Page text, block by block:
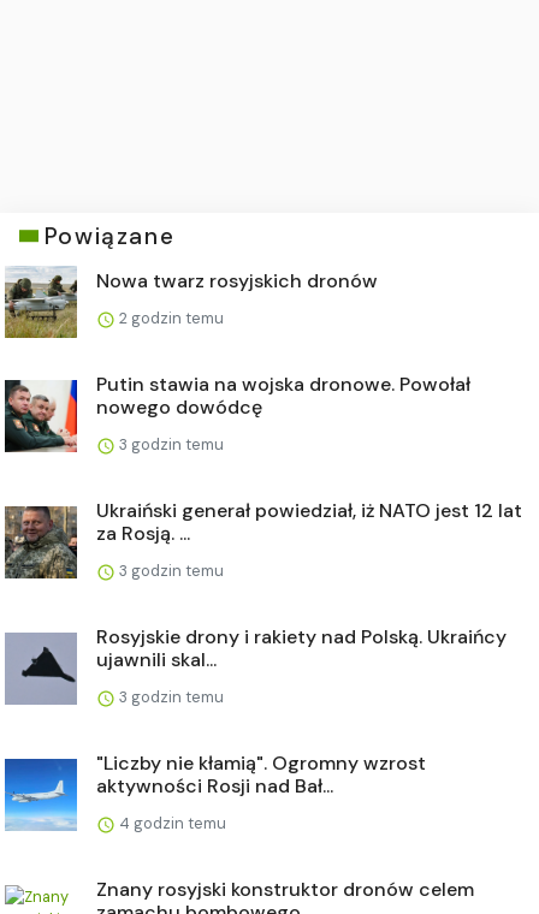
Powiązane
Nowa twarz rosyjskich dronów
2 godzin temu
Putin stawia na wojska dronowe. Powołał
nowego dowódcę
3 godzin temu
Ukraiński generał powiedział, iż NATO jest 12 lat
za Rosją. ...
3 godzin temu
Rosyjskie drony i rakiety nad Polską. Ukraińcy
ujawnili skal...
3 godzin temu
"Liczby nie kłamią". Ogromny wzrost
aktywności Rosji nad Bał...
4 godzin temu
Znany rosyjski konstruktor dronów celem